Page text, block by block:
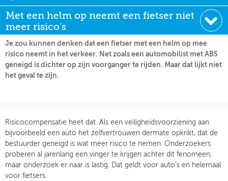
BIJEENKOMSTEN
KENNISBANK
ADRESSENBOEK
OVER FIETSBERAAD
MIJN PROFIEL
GEBRUIKER
Met een helm op neemt een fietser niet
meer risico’s
Soort:
Nieuws Fietsberaad
Datum:
07-01-2019
Je zou kunnen denken dat een fietser met een helm op mee
risico neemt in het verkeer. Net zoals een automobilist met ABS
geneigd is dichter op zijn voorganger te rijden. Maar dat lijkt niet
het geval te zijn.
Risicocompensatie heet dat. Als een veiligheidsvoorziening aan
bijvoorbeeld een auto het zelfvertrouwen dermate opkrikt, dat de
bestuurder geneigd is wat meer risico te nemen. Onderzoekers
proberen al jarenlang een vinger te krijgen achter dit fenomeen,
maar onderzoek er naar is lastig. Dat geldt voor auto’s en helemaal
voor fietsers.